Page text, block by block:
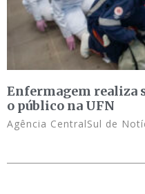
Enfermagem realiza
o público na UFN
Agência CentralSul de